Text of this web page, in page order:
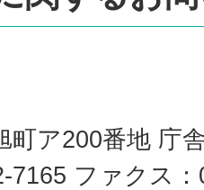
町ア200番地 庁
7165 ファクス